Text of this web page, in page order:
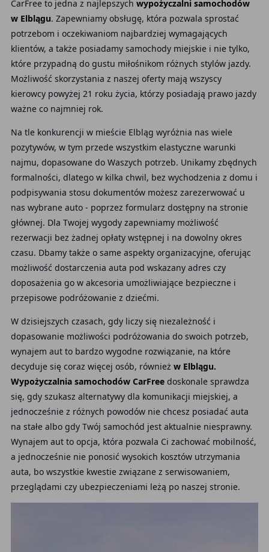
CarFree to jedna z najlepszych wypożyczalni samochodów
w Elblągu. Zapewniamy obsługę, która pozwala sprostać
potrzebom i oczekiwaniom najbardziej wymagających
klientów, a także posiadamy samochody miejskie i nie tylko,
które przypadną do gustu miłośnikom różnych stylów jazdy.
Możliwość skorzystania z naszej oferty mają wszyscy
kierowcy powyżej 21 roku życia, którzy posiadają prawo jazdy
ważne co najmniej rok.
Na tle konkurencji w mieście Elbląg wyróżnia nas wiele
pozytywów, w tym przede wszystkim elastyczne warunki
najmu, dopasowane do Waszych potrzeb. Unikamy zbędnych
formalności, dlatego w kilka chwil, bez wychodzenia z domu i
podpisywania stosu dokumentów możesz zarezerwować u
nas wybrane auto - poprzez formularz dostępny na stronie
głównej. Dla Twojej wygody zapewniamy możliwość
rezerwacji bez żadnej opłaty wstępnej i na dowolny okres
czasu. Dbamy także o same aspekty organizacyjne, oferując
możliwość dostarczenia auta pod wskazany adres czy
doposażenia go w akcesoria umożliwiające bezpieczne i
przepisowe podróżowanie z dziećmi.
W dzisiejszych czasach, gdy liczy się niezależność i
dopasowanie możliwości podróżowania do swoich potrzeb,
wynajem aut to bardzo wygodne rozwiązanie, na które
decyduje się coraz więcej osób, również w Elblągu.
Wypożyczalnia samochodów CarFreedoskonale sprawdza
się, gdy szukasz alternatywy dla komunikacji miejskiej, a
jednocześnie z różnych powodów nie chcesz posiadać auta
na stałe albo gdy Twój samochód jest aktualnie niesprawny.
Wynajem aut to opcja, która pozwala Ci zachować mobilność,
a jednocześnie nie ponosić wysokich kosztów utrzymania
auta, bo wszystkie kwestie związane z serwisowaniem,
przeglądami czy ubezpieczeniami leżą po naszej stronie.